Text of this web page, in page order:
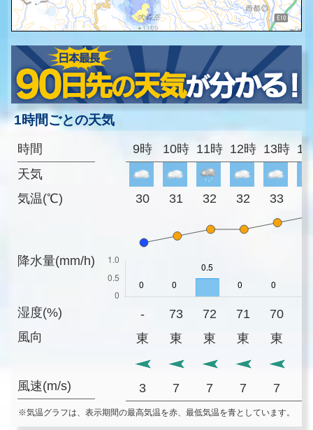
1時間ごとの天気
時間
天気
気温(℃)
降水量(mm/h)
湿度(%)
風向
風速(m/s)
9時 10時 11時 12時 13時
30 31 32 32 33
- 73 72 71 70
東
東 東 東 東
3 7 7 7 7
※気温グラフは、表示期間の最高気温を赤、最低気温を青としています。